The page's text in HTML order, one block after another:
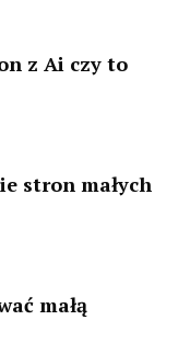
z Ai czy to
stron małych
małą